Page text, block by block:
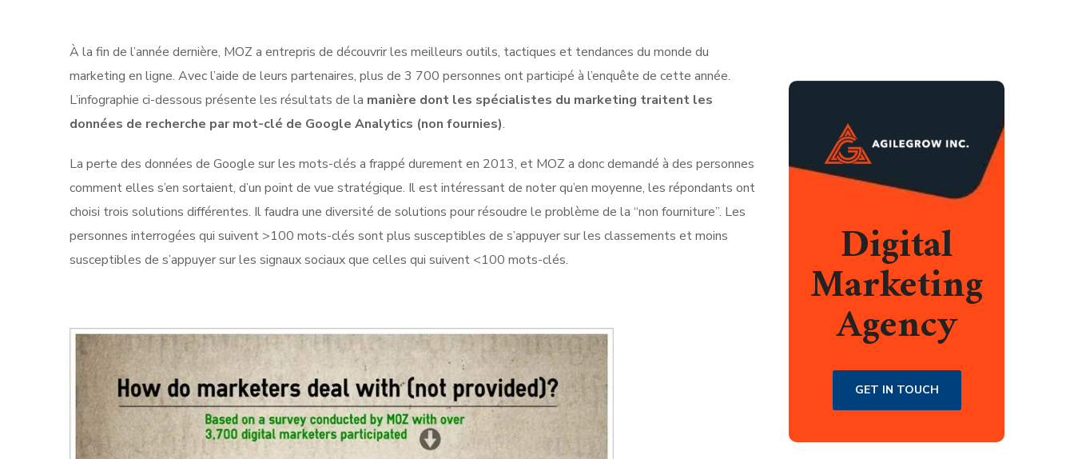
À la fin de l’année dernière, MOZ a entrepris de découvrir les meilleurs outils, tactiques et tendances du monde du
marketing en ligne. Avec l’aide de leurs partenaires, plus de 3 700 personnes ont participé à l’enquête de cette année.
L’infographie ci-dessous présente les résultats de la manière dont les spécialistes du marketing traitent les
données de recherche par mot-clé de Google Analytics (non fournies).
La perte des données de Google sur les mots-clés a frappé durement en 2013, et MOZ a donc demandé à des personnes
comment elles s’en sortaient, d’un point de vue stratégique. Il est intéressant de noter qu’en moyenne, les répondants ont
choisi trois solutions différentes. Il faudra une diversité de solutions pour résoudre le problème de la “non fourniture”. Les
personnes interrogées qui suivent >100 mots-clés sont plus susceptibles de s’appuyer sur les classements et moins
susceptibles de s’appuyer sur les signaux sociaux que celles qui suivent <100 mots-clés.
Digital
Marketing
Agency
GET IN TOUCH